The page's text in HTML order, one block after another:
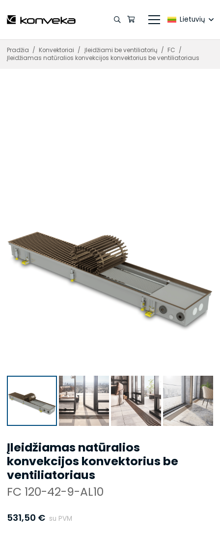
Lietuvių
Pradžia / Konvektoriai / Įleidžiami be ventiliatorių / FC /
Įleidžiamas natūralios konvekcijos konvektorius be ventiliatoriaus
Įleidžiamas natūralios
konvekcijos konvektorius be
ventiliatoriaus
FC 120-42-9-AL10
531,50 € su PVM